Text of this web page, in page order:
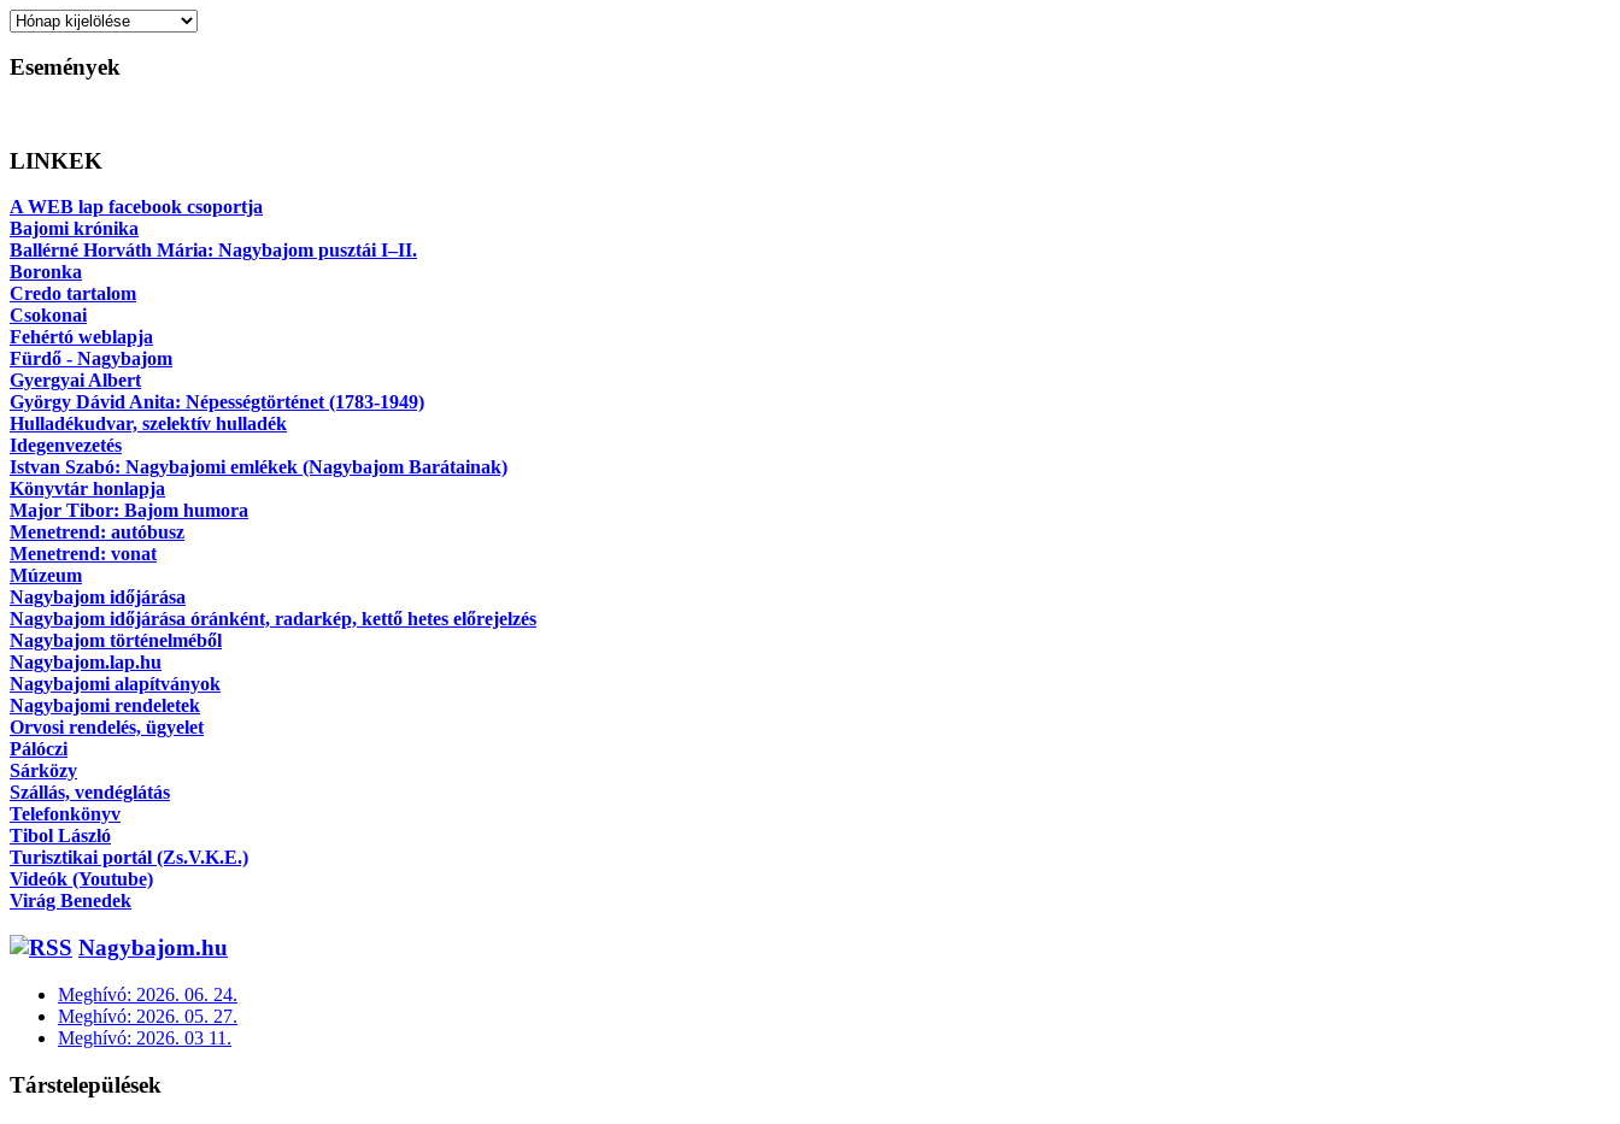
Archívum
Események
LINKEK
A WEB lap facebook csoportja
Bajomi krónika
Ballérné Horváth Mária: Nagybajom pusztái I–II.
Boronka
Credo tartalom
Csokonai
Fehértó weblapja
Fürdő - Nagybajom
Gyergyai Albert
György Dávid Anita: Népességtörténet (1783-1949)
Hulladékudvar, szelektív hulladék
Idegenvezetés
Istvan Szabó: Nagybajomi emlékek (Nagybajom Barátainak)
Könyvtár honlapja
Major Tibor: Bajom humora
Menetrend: autóbusz
Menetrend: vonat
Múzeum
Nagybajom időjárása
Nagybajom időjárása óránként, radarkép, kettő hetes előrejelzés
Nagybajom történelméből
Nagybajom.lap.hu
Nagybajomi alapítványok
Nagybajomi rendeletek
Orvosi rendelés, ügyelet
Pálóczi
Sárközy
Szállás, vendéglátás
Telefonkönyv
Tibol László
Turisztikai portál (Zs.V.K.E.)
Videók (Youtube)
Virág Benedek
Nagybajom.hu
Meghívó: 2026. 06. 24.
Meghívó: 2026. 05. 27.
Meghívó: 2026. 03 11.
Társtelepülések